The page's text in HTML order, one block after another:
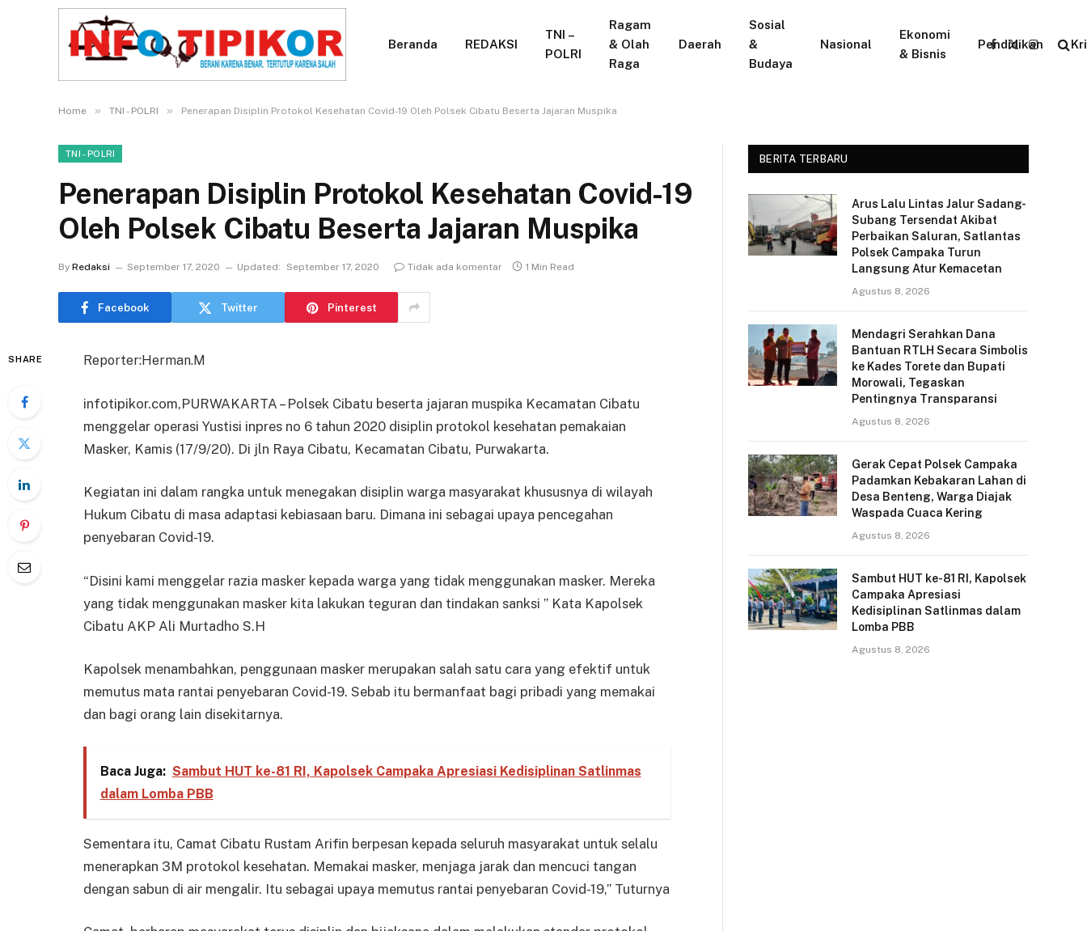
Beranda REDAKSI
TNI –
POLRI
Ragam
& Olah
Raga
Daerah
Sosial
&
Budaya
Nasional
Ekonomi
& Bisnis
Pendidikan
Facebook
X
Instagram
Home » TNI - POLRI » Penerapan Disiplin Protokol Kesehatan Covid-19 Oleh Polsek Cibatu Beserta Jajaran Muspika
TNI - POLRI
Penerapan Disiplin Protokol Kesehatan Covid-19
Oleh Polsek Cibatu Beserta Jajaran Muspika
By Redaksi September 17, 2020 Updated: September 17, 2020 Tidak ada komentar 1 Min Read
Facebook Twitter Pinterest
SHARE Reporter:Herman.M
infotipikor.com,PURWAKARTA – Polsek Cibatu beserta jajaran muspika Kecamatan Cibatu
menggelar operasi Yustisi inpres no 6 tahun 2020 disiplin protokol kesehatan pemakaian
Masker, Kamis (17/9/20). Di jln Raya Cibatu, Kecamatan Cibatu, Purwakarta.
Kegiatan ini dalam rangka untuk menegakan disiplin warga masyarakat khususnya di wilayah
Hukum Cibatu di masa adaptasi kebiasaan baru. Dimana ini sebagai upaya pencegahan
penyebaran Covid-19.
“Disini kami menggelar razia masker kepada warga yang tidak menggunakan masker. Mereka
yang tidak menggunakan masker kita lakukan teguran dan tindakan sanksi ” Kata Kapolsek
Cibatu AKP Ali Murtadho S.H
Kapolsek menambahkan, penggunaan masker merupakan salah satu cara yang efektif untuk
memutus mata rantai penyebaran Covid-19. Sebab itu bermanfaat bagi pribadi yang memakai
dan bagi orang lain disekitarnya.
Baca Juga: Sambut HUT ke-81 RI, Kapolsek Campaka Apresiasi Kedisiplinan Satlinmas
dalam Lomba PBB
Sementara itu, Camat Cibatu Rustam Arifin berpesan kepada seluruh masyarakat untuk selalu
menerapkan 3M protokol kesehatan. Memakai masker, menjaga jarak dan mencuci tangan
dengan sabun di air mengalir. Itu sebagai upaya memutus rantai penyebaran Covid-19,” Tuturnya
BERITA TERBARU
Arus Lalu Lintas Jalur Sadang-
Subang Tersendat Akibat
Perbaikan Saluran, Satlantas
Polsek Campaka Turun
Langsung Atur Kemacetan
Agustus 8, 2026
Mendagri Serahkan Dana
Bantuan RTLH Secara Simbolis
ke Kades Torete dan Bupati
Morowali, Tegaskan
Pentingnya Transparansi
Agustus 8, 2026
Gerak Cepat Polsek Campaka
Padamkan Kebakaran Lahan di
Desa Benteng, Warga Diajak
Waspada Cuaca Kering
Agustus 8, 2026
Sambut HUT ke-81 RI, Kapolsek
Campaka Apresiasi
Kedisiplinan Satlinmas dalam
Lomba PBB
Agustus 8, 2026